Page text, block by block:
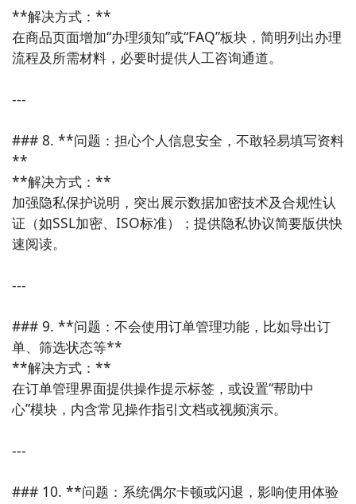
**解决方式：**
在商品页面增加“办理须知”或“FAQ”板块，简明列出办理
流程及所需材料，必要时提供人工咨询通道。
---
### 8. **问题：担心个人信息安全，不敢轻易填写资料
**
**解决方式：**
加强隐私保护说明，突出展示数据加密技术及合规性认
证（如SSL加密、ISO标准）；提供隐私协议简要版供快
速阅读。
---
### 9. **问题：不会使用订单管理功能，比如导出订
单、筛选状态等**
**解决方式：**
在订单管理界面提供操作提示标签，或设置“帮助中
心”模块，内含常见操作指引文档或视频演示。
---
### 10. **问题：系统偶尔卡顿或闪退，影响使用体验